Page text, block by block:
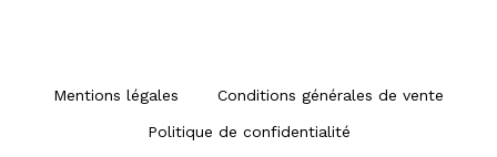
Mentions légales Conditions générales de vente
Politique de confidentialité